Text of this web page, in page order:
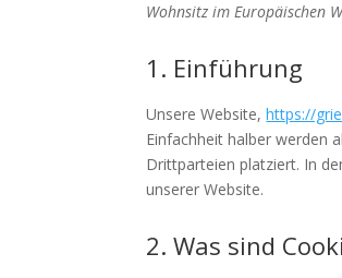
Wohnsitz im Europäischen
1. Einführung
Unsere Website,https://
Einfachheit halber werden
Drittparteien platziert. In
unserer Website.
2. Was sind